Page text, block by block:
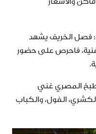
فصل الخريف يشهد
فاحرص على حضور
المصري غني
الفول، والكباب